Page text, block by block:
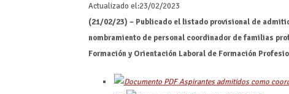
Actualizado el:23/02/2023
(21/02/23) – Publicado el listado provisional de
nombramiento de personal coordinador de familias
Formación y Orientación Laboral de Formación
Aspirantes admitidos como